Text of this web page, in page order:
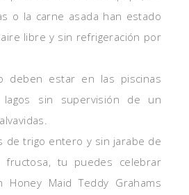
o la carne asada han estado
libre y sin refrigeración por
deben estar en las piscinas
lagos sin supervisión de un
de trigo entero y sin jarabe de
fructosa, tu puedes celebrar
Honey Maid Teddy Grahams